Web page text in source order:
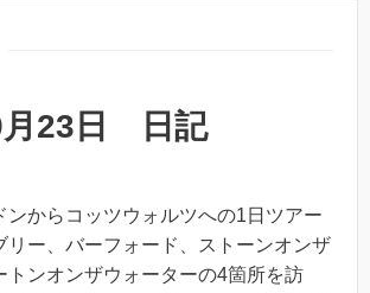
月23日 日記
ンからコッツウォルツへの1日ツアー
リー、バーフォード、ストーンオンザ
トンオンザウォーターの4箇所を訪